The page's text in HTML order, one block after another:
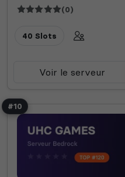
(0)
40 Slots
Voir le serveur
#10